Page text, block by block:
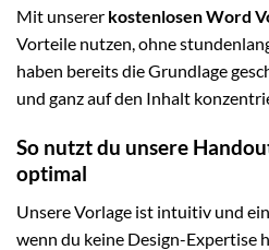
Mit unserer kostenlosen Word
Vorteile nutzen, ohne
haben bereits die Grundlage
und ganz auf den Inhalt
So nutzt du unsere
optimal
Unsere Vorlage ist intuitiv und
wenn du keine Design-Expertise